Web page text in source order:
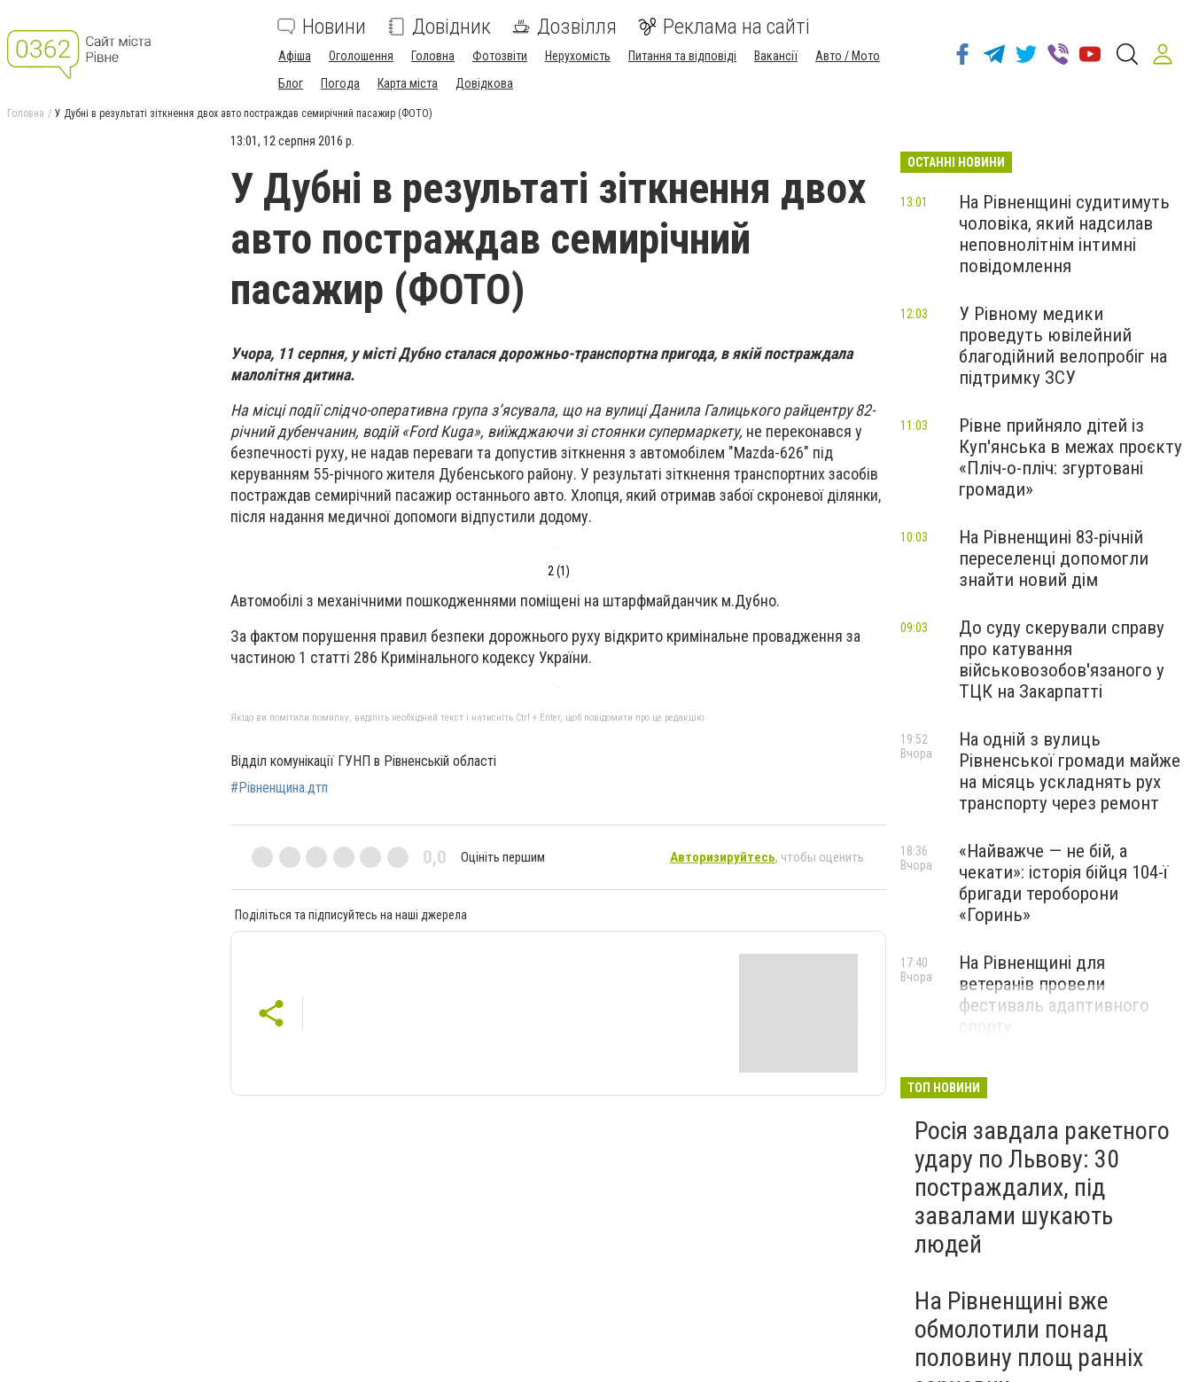
Новини Довідник Дозвілля Реклама на сайті
Афіша Оголошення Головна Фотозвіти Нерухомість Питання та відповіді Вакансії
Авто / Мото
Блог
Погода Карта міста Довідкова
Головна У Дубні в результаті зіткнення двох авто постраждав семирічний пасажир (ФОТО)
13:01, 12 серпня 2016 р.
У Дубні в результаті зіткнення двох
авто постраждав семирічний
пасажир (ФОТО)
Учора, 11 серпня, у місті Дубно сталася дорожньо-транспортна пригода, в якій постраждала
малолітня дитина.
На місці події слідчо-оперативна група з’ясувала, що на вулиці Данила Галицького райцентру 82-
річний дубенчанин, водій «Ford Kuga», виїжджаючи зі стоянки супермаркету, не переконався у
безпечності руху, не надав переваги та допустив зіткнення з автомобілем "Mazda-626" під
керуванням 55-річного жителя Дубенського району. У результаті зіткнення транспортних засобів
постраждав семирічний пасажир останнього авто. Хлопця, який отримав забої скроневої ділянки,
після надання медичної допомоги відпустили додому.
2 (1)
Автомобілі з механічними пошкодженнями поміщені на штарфмайданчик м.Дубно.
За фактом порушення правил безпеки дорожнього руху відкрито кримінальне провадження за
частиною 1 статті 286 Кримінального кодексу України.
Якщо ви помітили помилку, виділіть необхідний текст і натисніть Ctrl + Enter, щоб повідомити про це редакцію
Відділ комунікації ГУНП в Рівненській області
#Рівненщина.дтп
0,0 Оцініть першим Авторизируйтесь, чтобы оценить
Поділіться та підписуйтесь на наші джерела
ОСТАННІ НОВИНИ
На Рівненщині судитимуть
чоловіка, який надсилав
неповнолітнім інтимні
повідомлення
13:01
У Рівному медики
проведуть ювілейний
благодійний велопробіг на
підтримку ЗСУ
12:03
Рівне прийняло дітей із
Куп'янська в межах проєкту
«Пліч-о-пліч: згуртовані
громади»
11:03
На Рівненщині 83-річній
переселенці допомогли
знайти новий дім
10:03
До суду скерували справу
про катування
військовозобов'язаного у
ТЦК на Закарпатті
09:03
На одній з вулиць
Рівненської громади майже
на місяць ускладнять рух
транспорту через ремонт
19:52
Вчора
«Найважче — не бій, а
чекати»: історія бійця 104-ї
бригади тероборони
«Горинь»
18:36
Вчора
На Рівненщині для
ветеранів провели
фестиваль адаптивного
17:40
Вчора
ТОП НОВИНИ
Росія завдала ракетного
удару по Львову: 30
постраждалих, під
завалами шукають
людей
На Рівненщині вже
обмолотили понад
половину площ ранніх